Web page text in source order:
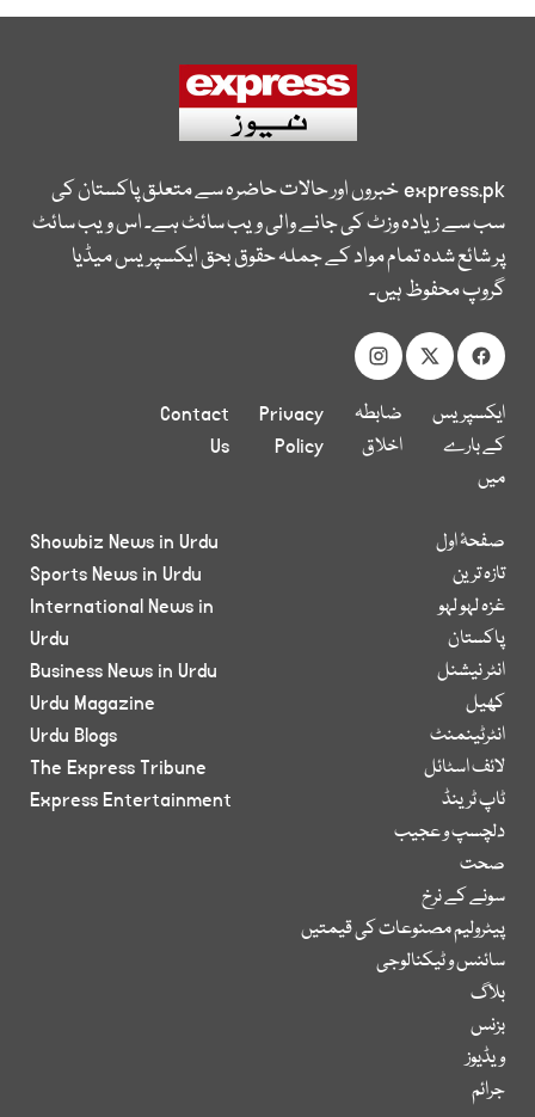
express.pkخبروں اور حالات حاضرہ سے متعلق پاکستان کی
سب سے زیادہ وزٹ کی جانے والی ویب سائٹ ہے۔ اس ویب سائٹ
پر شائع شدہ تمام مواد کے جملہ حقوق بحق ایکسپریس میڈیا
گروپ محفوظ ہیں۔
ایکسپریس
کے بارے
میں
ضابطہ
اخلاق
Privacy
Policy
Contact
Us
صفحۂ اول
تازہ ترین
غزہ لہو لہو
پاکستان
انٹر نیشنل
کھیل
انٹرٹینمنٹ
لائف اسٹائل
ٹاپ ٹرینڈ
دلچسپ و عجیب
صحت
سونے کے نرخ
پیٹرولیم مصنوعات کی قیمتیں
سائنس و ٹیکنالوجی
بلاگ
بزنس
ویڈیوز
جرائم
Showbiz News in Urdu
Sports News in Urdu
International News in
Urdu
Business News in Urdu
Urdu Magazine
Urdu Blogs
The Express Tribune
Express Entertainment